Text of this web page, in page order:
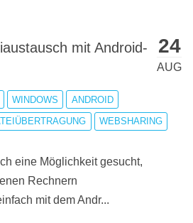
24
AUG
mit Android-
WINDOWS ANDROID
WEBSHARING
eine Möglichkeit gesucht,
Rechnern
mit dem Andr...